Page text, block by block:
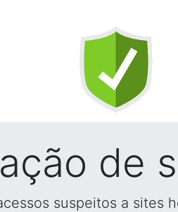
de
suspeitos a sites